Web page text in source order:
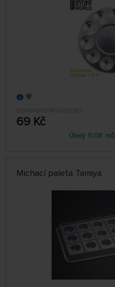
GSW8436574500530ES
69 Kč
Úterý 11.08.
Michací paleta Tamiya